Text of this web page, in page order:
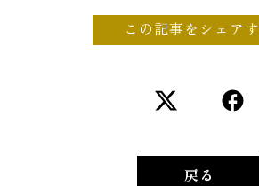
この記事をシェア
戻る